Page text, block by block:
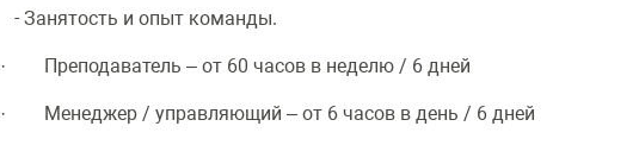
- Занятость и опыт команды.
· Преподаватель – от 60 часов в неделю / 6 дней
· Менеджер / управляющий – от 6 часов в день / 6 дней